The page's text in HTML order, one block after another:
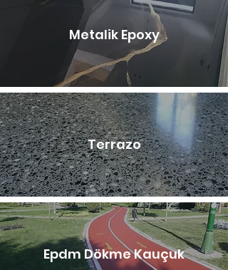
Metalik Epoxy
Terrazo
Epdm Dökme Kauçuk